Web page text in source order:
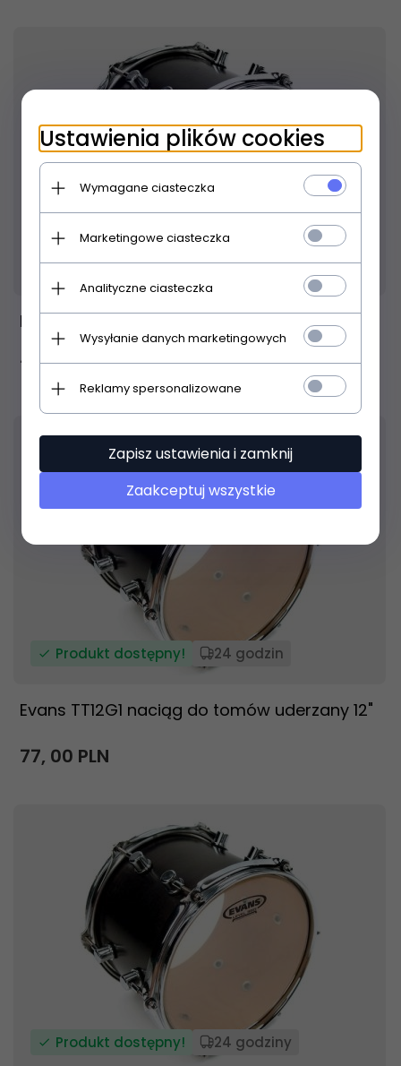
Produkt dostępny! 24 godzin
Evans B12G2 naciąg do tomów uderzany 12"
79,00PLN
Produkt dostępny! 24 godzin
Evans TT12G1 naciąg do tomów uderzany 12"
77, 00 PLN
Produkt dostępny! 24 godziny
Ustawienia plików cookies
Wymagane ciasteczka
Marketingowe ciasteczka
Analityczne ciasteczka
Wysyłanie danych marketingowych
Reklamy spersonalizowane
Zapisz ustawienia i zamknij
Zaakceptuj wszystkie